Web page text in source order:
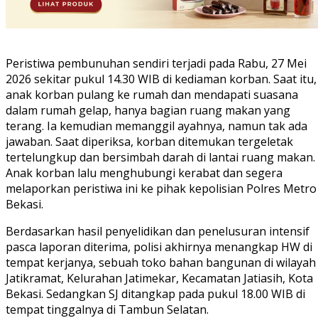
Peristiwa pembunuhan sendiri terjadi pada Rabu, 27 Mei
2026 sekitar pukul 14.30 WIB di kediaman korban. Saat itu,
anak korban pulang ke rumah dan mendapati suasana
dalam rumah gelap, hanya bagian ruang makan yang
terang. Ia kemudian memanggil ayahnya, namun tak ada
jawaban. Saat diperiksa, korban ditemukan tergeletak
tertelungkup dan bersimbah darah di lantai ruang makan.
Anak korban lalu menghubungi kerabat dan segera
melaporkan peristiwa ini ke pihak kepolisian Polres Metro
Bekasi.
Berdasarkan hasil penyelidikan dan penelusuran intensif
pasca laporan diterima, polisi akhirnya menangkap HW di
tempat kerjanya, sebuah toko bahan bangunan di wilayah
Jatikramat, Kelurahan Jatimekar, Kecamatan Jatiasih, Kota
Bekasi. Sedangkan SJ ditangkap pada pukul 18.00 WIB di
tempat tinggalnya di Tambun Selatan.